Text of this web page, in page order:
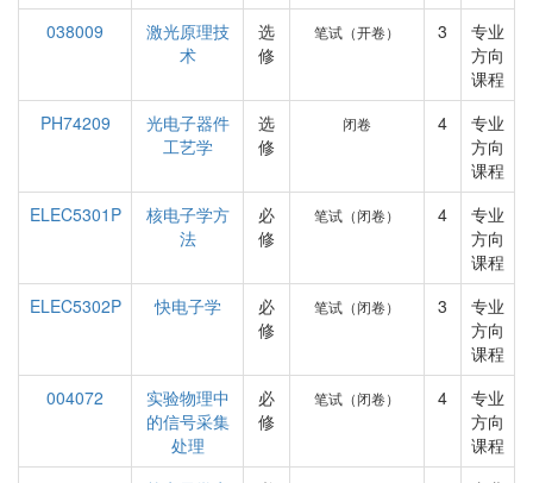
038009
激光原理技
术
选
修
笔试（开卷） 3
专业
方向
课程
PH74209
光电子器件
工艺学
选
修
闭卷 4
专业
方向
课程
ELEC5301P
核电子学方
法
必
修
笔试（闭卷） 4
专业
方向
课程
ELEC5302P
快电子学
必
修
笔试（闭卷） 3
专业
方向
课程
004072
实验物理中
的信号采集
处理
必
修
笔试（闭卷） 4
专业
方向
课程